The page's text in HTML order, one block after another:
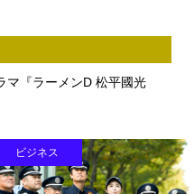
『ラーメンD 松平國光
ビジネス